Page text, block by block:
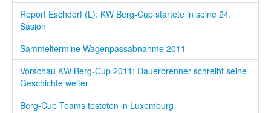
Report Eschdorf (L): KW Berg-Cup startete in seine 24.
Sasion
Sammeltermine Wagenpassabnahme 2011
Vorschau KW Berg-Cup 2011: Dauerbrenner schreibt seine
Geschichte weiter
Berg-Cup Teams testeten in Luxemburg